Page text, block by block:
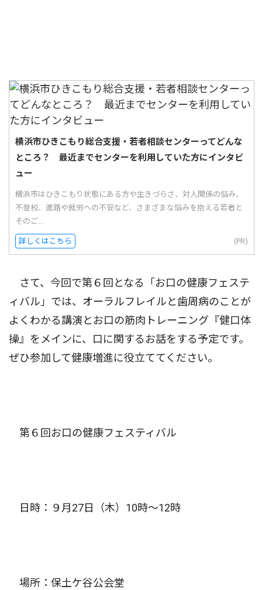
横浜市ひきこもり総合支援・若者相談センターってどんな
ところ？ 最近までセンターを利用していた方にインタビ
ュー
横浜市はひきこもり状態にある方や生きづらさ、対人関係の悩み、
不登校、進路や就労への不安など、さまざまな悩みを抱える若者と
そのご...
詳しくはこちら (PR)
さて、今回で第６回となる「お口の健康フェステ
ィバル」では、オーラルフレイルと歯周病のことが
よくわかる講演とお口の筋肉トレーニング『健口体
操』をメインに、口に関するお話をする予定です。
ぜひ参加して健康増進に役立ててください。
第６回お口の健康フェスティバル
日時：９月27日（木）10時〜12時
場所：保土ケ谷公会堂